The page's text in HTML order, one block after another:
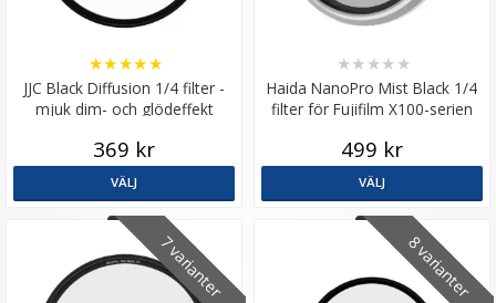
JJC Black Diffusion 1/4 filter -
mjuk dim- och glödeffekt
★★★★★
369 kr
VÄLJ
Haida NanoPro Mist Black 1/4
filter för Fujifilm X100-serien
★★ ★★ ★
499 kr
VÄLJ
7 varianter 8 varianter